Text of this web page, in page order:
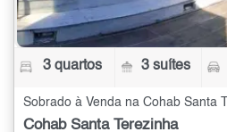
3 quartos 3 suítes
Cohab Santa Terezinha